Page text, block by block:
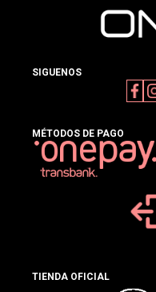
SIGUENOS
MÉTODOS DE PAGO
TIENDA OFICIAL